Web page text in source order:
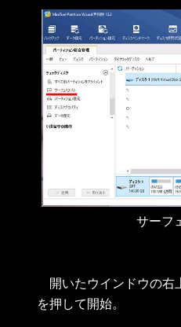
サーフ
開いたウインドウの右
を押して開始。